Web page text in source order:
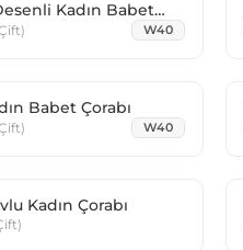
Kadın Babet
) W40
Babet Çorabı
) W40
Kadın Çorabı
)